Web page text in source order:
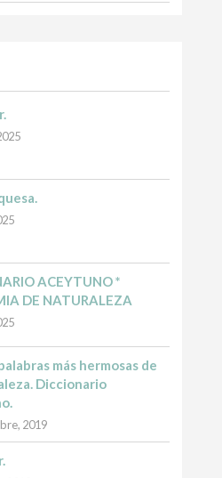
ACEYTUNO *
DE NATURALEZA
más hermosas de
Diccionario
2019